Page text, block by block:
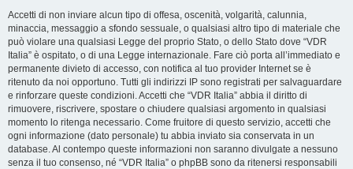
Accetti di non inviare alcun tipo di offesa, oscenità, volgarità, calunnia,
minaccia, messaggio a sfondo sessuale, o qualsiasi altro tipo di materiale che
può violare una qualsiasi Legge del proprio Stato, o dello Stato dove “VDR
Italia” è ospitato, o di una Legge internazionale. Fare ciò porta all’immediato e
permanente divieto di accesso, con notifica al tuo provider Internet se è
ritenuto da noi opportuno. Tutti gli indirizzi IP sono registrati per salvaguardare
e rinforzare queste condizioni. Accetti che “VDR Italia” abbia il diritto di
rimuovere, riscrivere, spostare o chiudere qualsiasi argomento in qualsiasi
momento lo ritenga necessario. Come fruitore di questo servizio, accetti che
ogni informazione (dato personale) tu abbia inviato sia conservata in un
database. Al contempo queste informazioni non saranno divulgate a nessuno
senza il tuo consenso, né “VDR Italia” o phpBB sono da ritenersi responsabili